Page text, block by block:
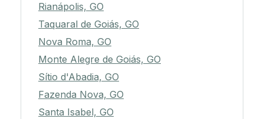
Rianápolis, GO
Taquaral de Goiás, GO
Nova Roma, GO
Monte Alegre de Goiás, GO
Sítio d'Abadia, GO
Fazenda Nova, GO
Santa Isabel, GO